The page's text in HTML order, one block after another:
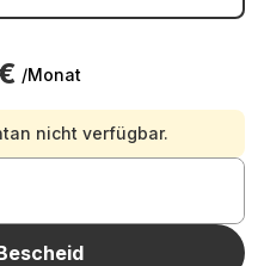
/Monat
nicht verfügbar.